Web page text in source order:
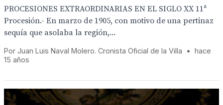
PROCESIONES EXTRAORDINARIAS EN EL SIGLO XX 11ª
Procesión.- En marzo de 1905, con motivo de una pertinaz
sequía que asolaba la región,...
Por Juan Luis Naval Molero. Cronista Oficial de la Villa • hace
15 años